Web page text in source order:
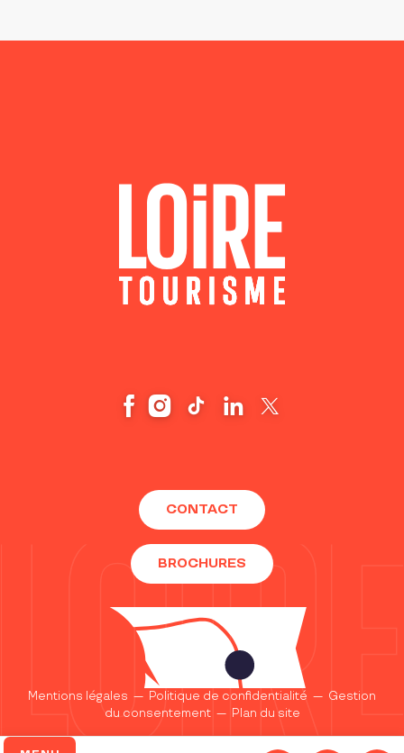
CONTACT
BROCHURES
Mentions légales — Politique de confidentialité — Gestion
du consentement— Plan du site